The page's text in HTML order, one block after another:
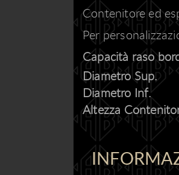
Contenitore ed
Per
Capacità raso
Diametro Sup.
Diametro Inf.
Altezza